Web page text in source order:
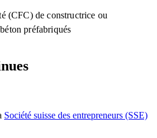
(CFC) de constructrice ou
préfabriqués
Société suisse des entrepreneurs (SSE)